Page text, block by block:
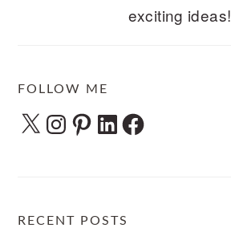
exciting ideas!
FOLLOW ME
X Instagram
Pinterest
LinkedInFacebook
RECENT POSTS